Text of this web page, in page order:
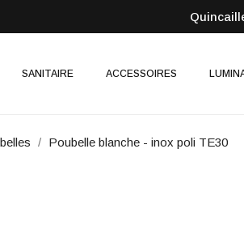
SANITAIRE ACCESSOIRES
Poubelle blanche - inox poli TE30